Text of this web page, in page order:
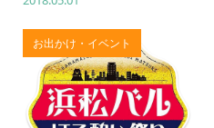
お出かけ・イベント